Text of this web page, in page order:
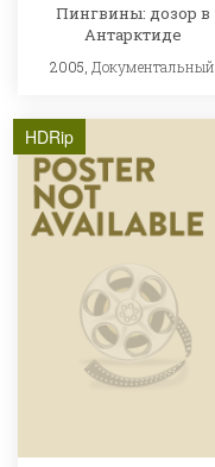
Пингвины: дозор в
Антарктиде
2005, Документальный
HDRip